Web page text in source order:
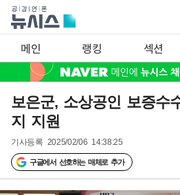
메인 랭킹 섹션
보은군, 소상공인 보증수
지 지원
기사등록 2025/02/06 14:38:25
구글에서 선호하는 매체로 추가